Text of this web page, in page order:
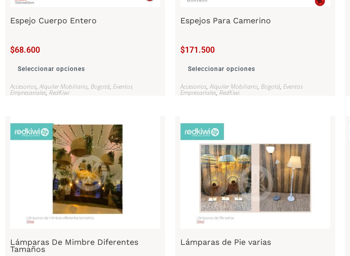
Espejo Cuerpo Entero
$68.600
Seleccionar opciones
Accesorios,Alquiler Mobiliario, Bogotá, Eventos
Empresariales, RedKiwi
Espejos Para Camerino
$171.500
Seleccionar opciones
Accesorios,Alquiler Mobiliario, Bogotá, Eventos
Empresariales, RedKiwi
Lámparas De Mimbre Diferentes
Tamaños
Lámparas de Pie varias